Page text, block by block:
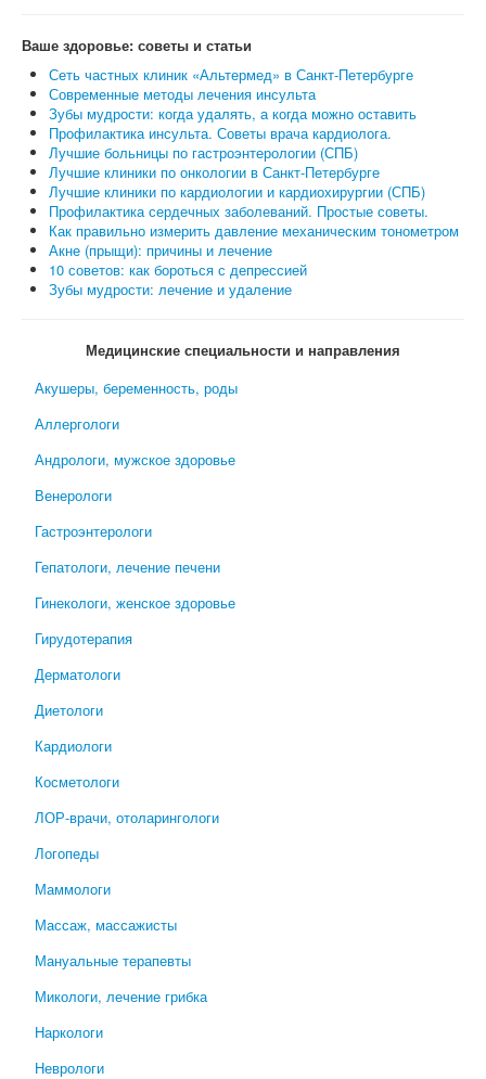
Ваше здоровье: советы и статьи
Сеть частных клиник «Альтермед» в Санкт-Петербурге
Современные методы лечения инсульта
Зубы мудрости: когда удалять, а когда можно оставить
Профилактика инсульта. Советы врача кардиолога.
Лучшие больницы по гастроэнтерологии (СПБ)
Лучшие клиники по онкологии в Санкт-Петербурге
Лучшие клиники по кардиологии и кардиохирургии (СПБ)
Профилактика сердечных заболеваний. Простые советы.
Как правильно измерить давление механическим тонометром
Акне (прыщи): причины и лечение
10 советов: как бороться с депрессией
Зубы мудрости: лечение и удаление
Медицинские специальности и направления
Акушеры, беременность, роды
Аллергологи
Андрологи, мужское здоровье
Венерологи
Гастроэнтерологи
Гепатологи, лечение печени
Гинекологи, женское здоровье
Гирудотерапия
Дерматологи
Диетологи
Кардиологи
Косметологи
ЛОР-врачи, отоларингологи
Логопеды
Маммологи
Массаж, массажисты
Мануальные терапевты
Микологи, лечение грибка
Наркологи
Неврологи